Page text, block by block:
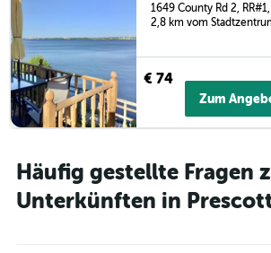
2,8 km vom
€ 74
Zum
Häufig gestellte Fragen
Unterkünften in